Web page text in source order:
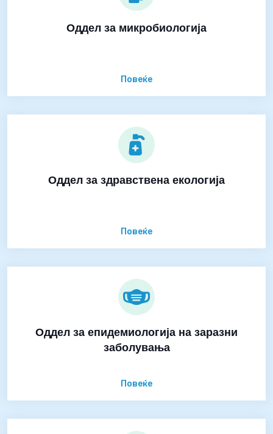
Оддел за микробиологија
Повеќе
Оддел за здравствена екологија
Повеќе
Оддел за епидемиологија на заразни
заболувања
Повеќе